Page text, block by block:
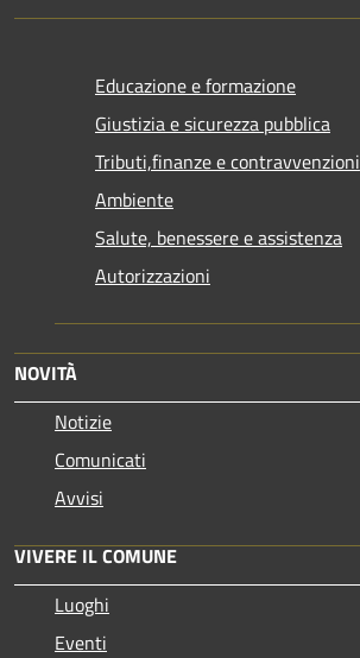
Educazione e formazione
Giustizia e sicurezza pubblica
Tributi,finanze e contravvenzioni
Ambiente
Salute, benessere e assistenza
Autorizzazioni
NOVITÀ
Notizie
Comunicati
Avvisi
VIVERE IL COMUNE
Luoghi
Eventi